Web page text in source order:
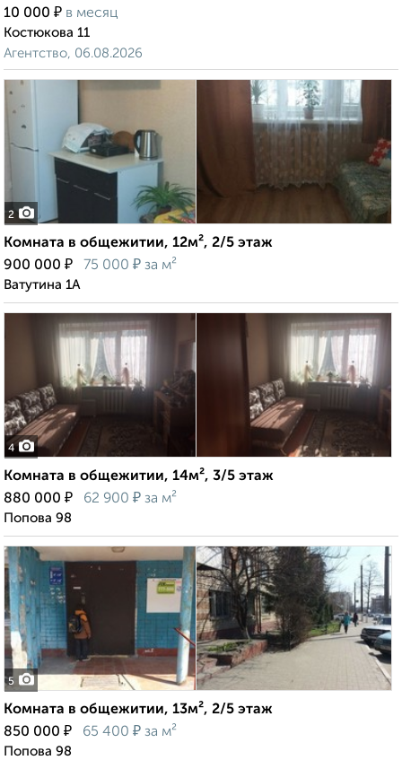
10 000 ₽ в месяц
Костюкова 11
Агентство, 06.08.2026
2
Комната в общежитии, 12м², 2/5 этаж
900 000 ₽ 75 000 ₽ за м²
Ватутина 1А
4
Комната в общежитии, 14м², 3/5 этаж
880 000 ₽ 62 900 ₽ за м²
Попова 98
5
Комната в общежитии, 13м², 2/5 этаж
850 000 ₽ 65 400 ₽ за м²
Попова 98